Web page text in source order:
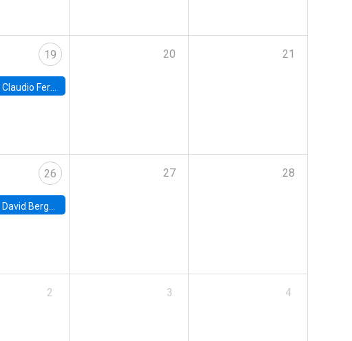
19
Claudio Ferraz, British Columbia
20 21
26
David Berger, Duke
27 28
2 3 4